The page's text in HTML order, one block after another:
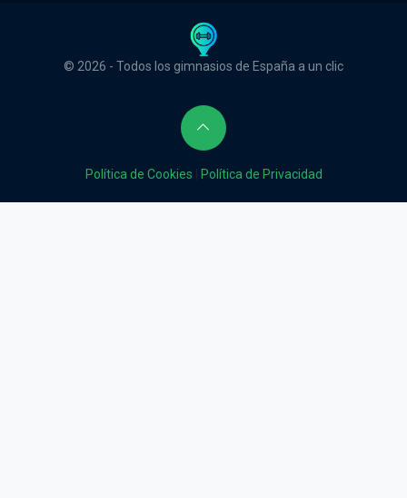
© 2026 - Todos los gimnasios de España a un clic
Política de Cookies Política de Privacidad